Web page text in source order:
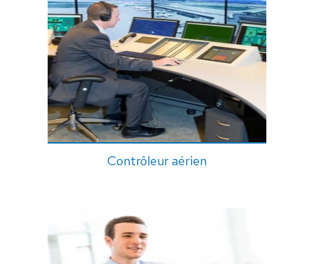
Contrôleur aérien